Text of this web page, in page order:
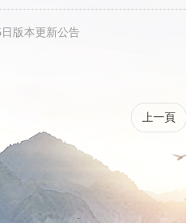
日版本更新公告
上一頁